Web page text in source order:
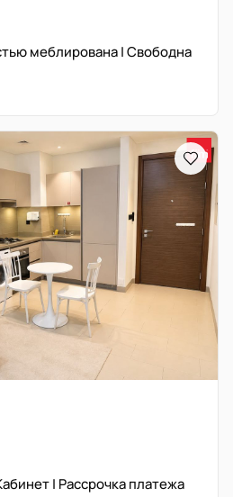
меблирована | Свободна
| Рассрочка платежа